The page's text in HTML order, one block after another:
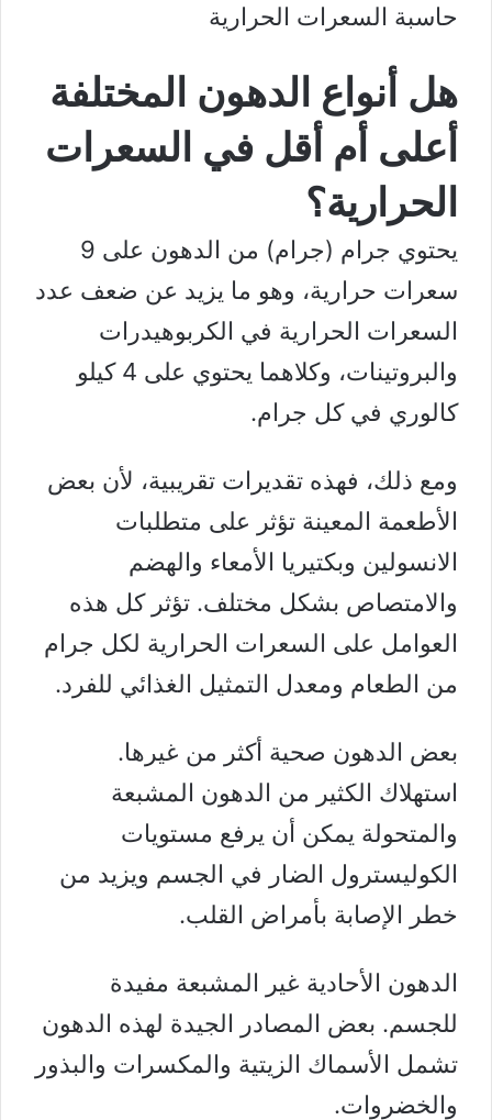
حاسبة السعرات الحرارية
هل أنواع الدهون المختلفة
أعلى أم أقل في السعرات
الحرارية؟
يحتوي جرام (جرام) من الدهون على 9
سعرات حرارية، وهو ما يزيد عن ضعف عدد
السعرات الحرارية في الكربوهيدرات
والبروتينات، وكلاهما يحتوي على 4 كيلو
كالوري في كل جرام.
ومع ذلك، فهذه تقديرات تقريبية، لأن بعض
الأطعمة المعينة تؤثر على متطلبات
الانسولين وبكتيريا الأمعاء والهضم
والامتصاص بشكل مختلف. تؤثر كل هذه
العوامل على السعرات الحرارية لكل جرام
من الطعام ومعدل التمثيل الغذائي للفرد.
بعض الدهون صحية أكثر من غيرها.
استهلاك الكثير من الدهون المشبعة
والمتحولة يمكن أن يرفع مستويات
الكوليسترول الضار في الجسم ويزيد من
خطر الإصابة بأمراض القلب.
الدهون الأحادية غير المشبعة مفيدة
للجسم. بعض المصادر الجيدة لهذه الدهون
تشمل الأسماك الزيتية والمكسرات والبذور
والخضروات.